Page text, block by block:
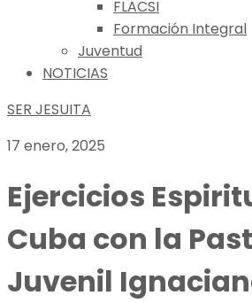
FLACSI
Formación Integral
Juventud
NOTICIAS
SER JESUITA
17 enero, 2025
Ejercicios
Cuba con la
Juvenil